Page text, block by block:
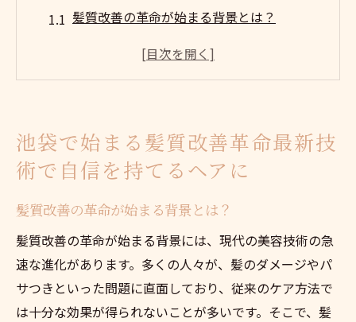
髪質改善の革命が始まる背景とは？
最新技術で得られる髪質改善の具体例
技術進化がもたらす髪質改善の未来
豊島区の髪質改善専門家が教える理想の髪を手
に入れる方法
専門家が推奨する髪質改善の基本
理想の髪を手に入れるためのプロのアドバ
イス
髪質改善に必要な日常のケア法
池袋で始まる髪質改善革命最新技
術で自信を持てるヘアに
髪質改善の革命が始まる背景とは？
髪質改善の革命が始まる背景には、現代の美容技術の急
速な進化があります。多くの人々が、髪のダメージやパ
サつきといった問題に直面しており、従来のケア方法で
は十分な効果が得られないことが多いです。そこで、髪